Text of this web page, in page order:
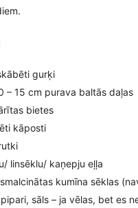
gurķi
– 15 cm purava baltās daļas
bietes
kāposti
linsēklu/ kaņepju eļļa
kumīna sēklas
sāls – ja vēlas, bet es